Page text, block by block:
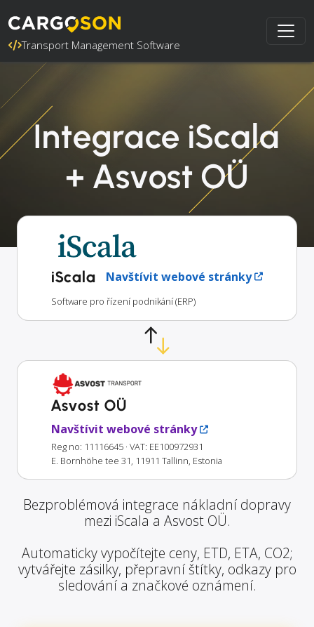
Transport Management Software
Integrace iScala
+ Asvost OÜ
iScala Navštívit webové stránky
Software pro řízení podnikání (ERP)
Asvost OÜ
Navštívit webové stránky
Reg no: 11116645 · VAT: EE100972931
E. Bornhöhe tee 31, 11911 Tallinn, Estonia
Bezproblémová integrace nákladní dopravy
mezi iScala a Asvost OÜ.
Automaticky vypočítejte ceny, ETD, ETA, CO2;
vytvářejte zásilky, přepravní štítky, odkazy pro
sledování a značkové oznámení.